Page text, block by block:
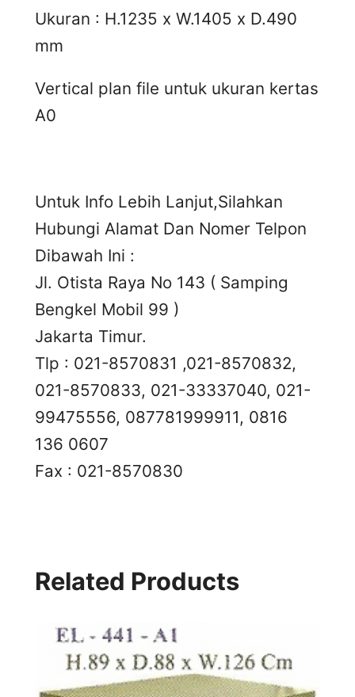
Ukuran : H.1235 x W.1405 x D.490
mm
Vertical plan file untuk ukuran kertas
A0
Untuk Info Lebih Lanjut,Silahkan
Hubungi Alamat Dan Nomer Telpon
Dibawah Ini :
Jl. Otista Raya No 143 ( Samping
Bengkel Mobil 99 )
Jakarta Timur.
Tlp : 021-8570831 ,021-8570832,
021-8570833, 021-33337040, 021-
99475556, 087781999911, 0816
136 0607
Fax : 021-8570830
Related Products